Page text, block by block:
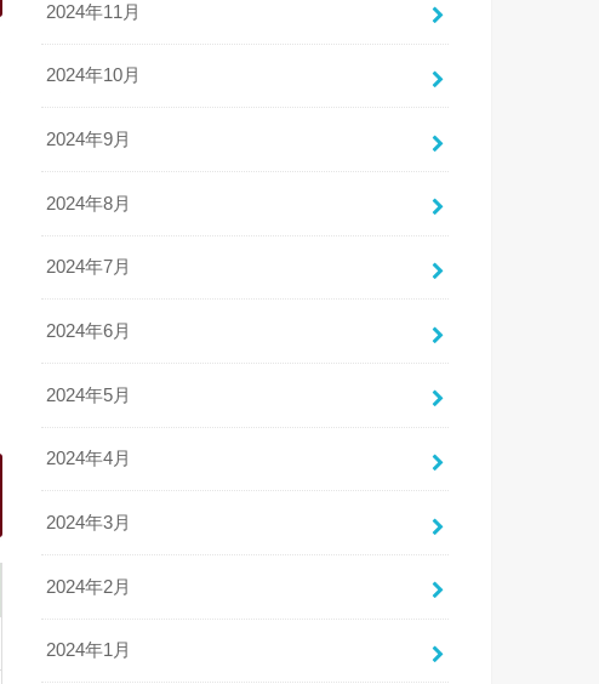
2024年11月
2024年10月
2024年9月
2024年8月
2024年7月
2024年6月
2024年5月
2024年4月
2024年3月
2024年2月
2024年1月